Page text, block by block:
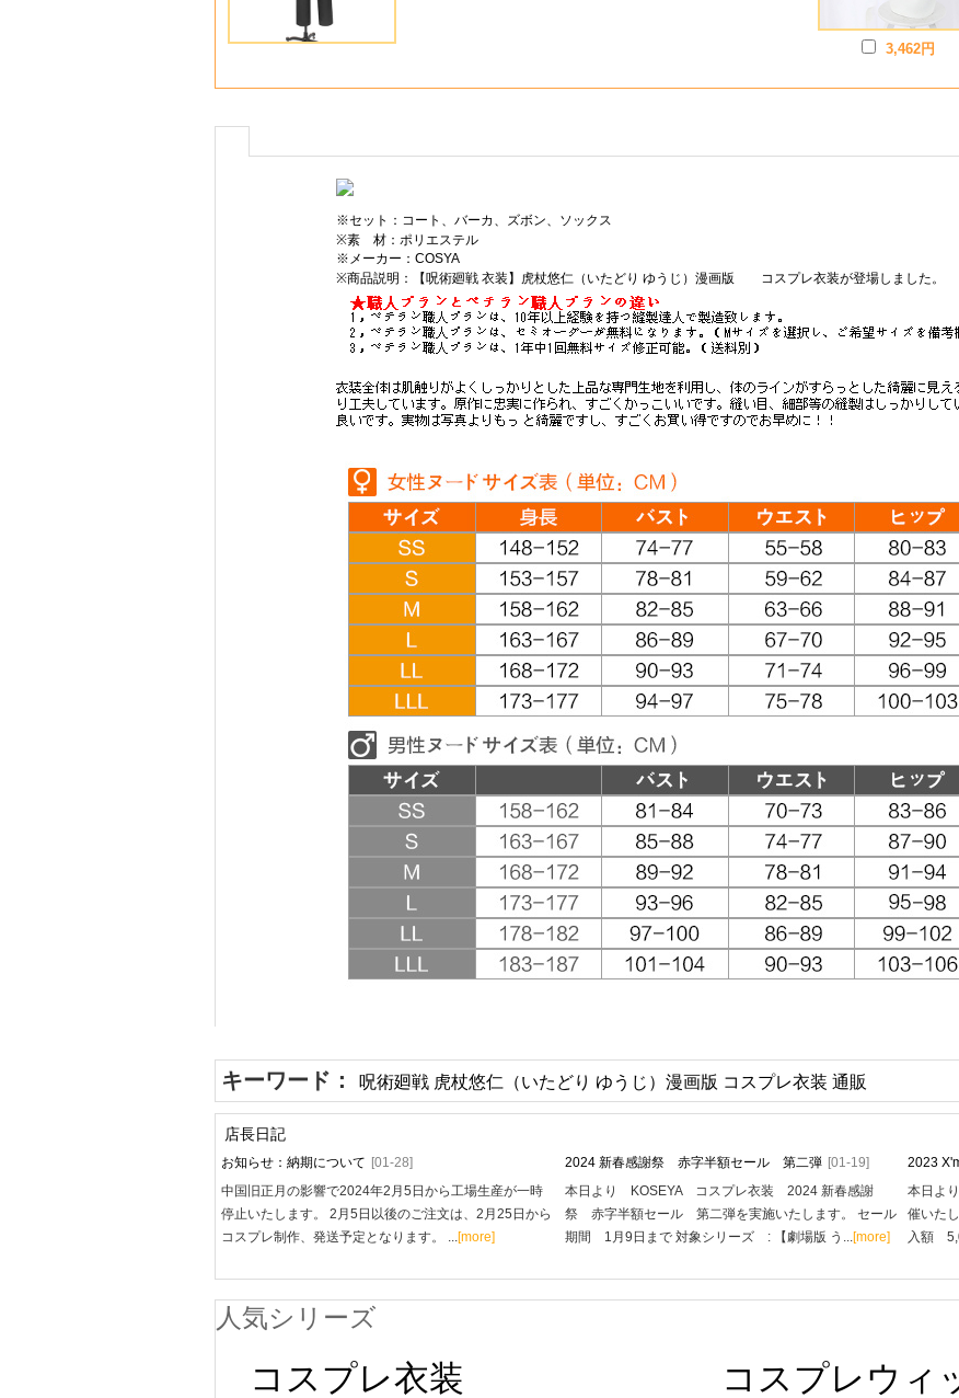
3,462円
※セット：コート、バーカ、ズボン、ソックス
※素 材：ポリエステル
※メーカー：COSYA
※商品説明：【呪術廻戦 衣装】虎杖悠仁（いたどり ゆうじ）漫画版 コスプレ衣装が登場しました。
キーワード： 呪術廻戦 虎杖悠仁（いたどり ゆうじ）漫画版 コスプレ衣装 通販
店長日記
お知らせ：納期について [01-28]
中国旧正月の影響で2024年2月5日から工場生産が一時
停止いたします。 2月5日以後のご注文は、2月25日から
コスプレ制作、発送予定となります。 ...[more]
2024 新春感謝祭 赤字半額セール 第二弾 [01-19]
本日より KOSEYA コスプレ衣装 2024 新春感謝
祭 赤字半額セール 第二弾を実施いたします。 セール
期間 1月9日まで 対象シリーズ : 【劇場版 う...[more]
2023
本日よ
催いた
入額
人気シリーズ
コスプレ衣装
コスプレウィ